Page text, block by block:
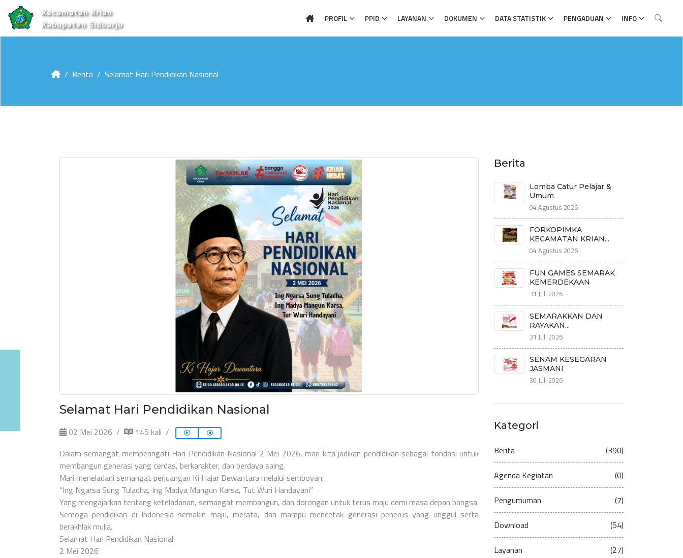
Kecamatan Krian
Kabupaten Sidoarjo
PROFIL PPID LAYANAN DOKUMEN DATA STATISTIK PENGADUAN INFO
Berita Selamat Hari Pendidikan Nasional
Selamat Hari Pendidikan Nasional
02 Mei 2026
145 kali
Dalam semangat memperingati Hari Pendidikan Nasional 2 Mei 2026, mari kita jadikan pendidikan sebagai fondasi untuk
membangun generasi yang cerdas, berkarakter, dan berdaya saing.
Mari meneladani semangat perjuangan Ki Hajar Dewantara melalui semboyan:
“Ing Ngarsa Sung Tuladha, Ing Madya Mangun Karsa, Tut Wuri Handayani”
Yang mengajarkan tentang keteladanan, semangat membangun, dan dorongan untuk terus maju demi masa depan bangsa.
Semoga pendidikan di Indonesia semakin maju, merata, dan mampu mencetak generasi penerus yang unggul serta
berakhlak mulia.
Selamat Hari Pendidikan Nasional
2 Mei 2026
Berita
Lomba Catur Pelajar &
Umum
04 Agustus 2026
FORKOPIMKA
KECAMATAN KRIAN...
04 Agustus 2026
FUN GAMES SEMARAK
KEMERDEKAAN
31 Juli 2026
SEMARAKKAN DAN
RAYAKAN...
31 Juli 2026
SENAM KESEGARAN
JASMANI
30 Juli 2026
Kategori
Berita (390)
Agenda Kegiatan (0)
Pengumuman (7)
Download (54)
Layanan (27)